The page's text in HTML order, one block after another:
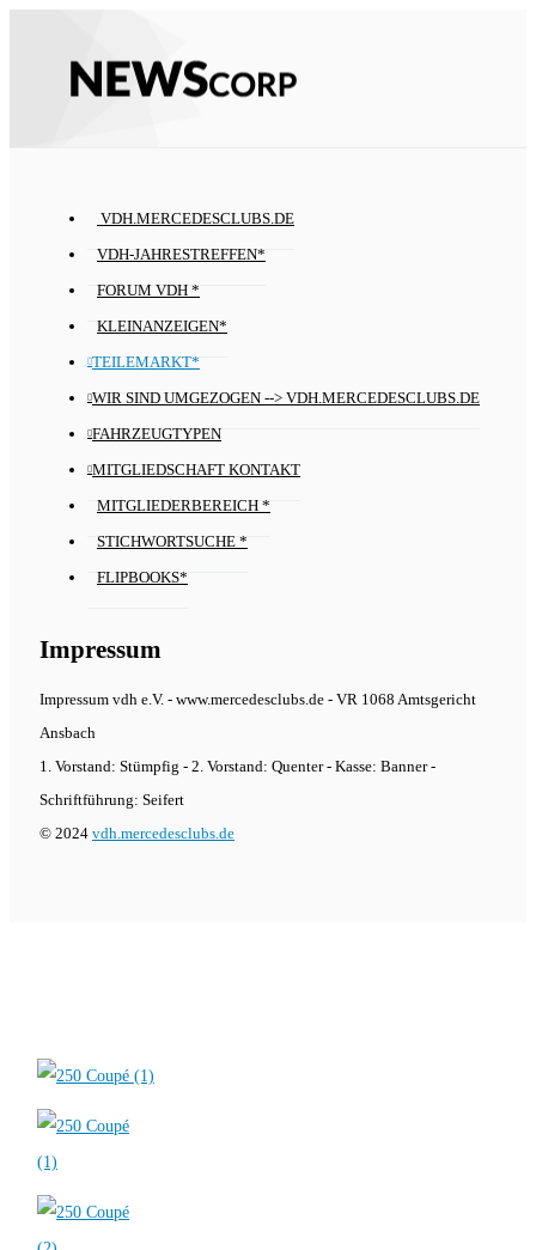
VDH.MERCEDESCLUBS.DE
VDH-JAHRESTREFFEN*
FORUM VDH *
KLEINANZEIGEN*
TEILEMARKT*
WIR SIND UMGEZOGEN --> VDH.MERCEDESCLUBS.DE
FAHRZEUGTYPEN
MITGLIEDSCHAFT KONTAKT
MITGLIEDERBEREICH *
STICHWORTSUCHE *
FLIPBOOKS*
Impressum
Impressum vdh e.V. - www.mercedesclubs.de - VR 1068 Amtsgericht
Ansbach
1. Vorstand: Stümpfig - 2. Vorstand: Quenter - Kasse: Banner -
Schriftführung: Seifert
© 2024 vdh.mercedesclubs.de